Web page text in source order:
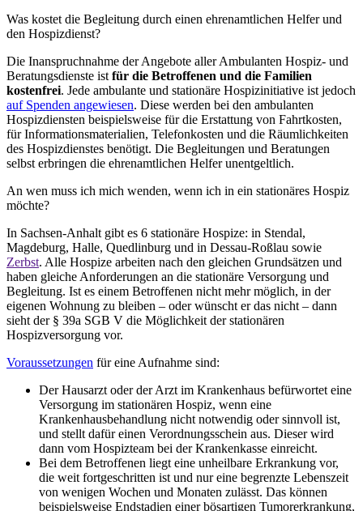
Was kostet die Begleitung durch einen ehrenamtlichen Helfer und
den Hospizdienst?
Die Inanspruchnahme der Angebote aller Ambulanten Hospiz- und
Beratungsdienste ist für die Betroffenen und die Familien
kostenfrei. Jede ambulante und stationäre Hospizinitiative ist jedoch
auf Spenden angewiesen. Diese werden bei den ambulanten
Hospizdiensten beispielsweise für die Erstattung von Fahrtkosten,
für Informationsmaterialien, Telefonkosten und die Räumlichkeiten
des Hospizdienstes benötigt. Die Begleitungen und Beratungen
selbst erbringen die ehrenamtlichen Helfer unentgeltlich.
An wen muss ich mich wenden, wenn ich in ein stationäres Hospiz
möchte?
In Sachsen-Anhalt gibt es 6 stationäre Hospize: in Stendal,
Magdeburg, Halle, Quedlinburg und in Dessau-Roßlau sowie
Zerbst. Alle Hospize arbeiten nach den gleichen Grundsätzen und
haben gleiche Anforderungen an die stationäre Versorgung und
Begleitung. Ist es einem Betroffenen nicht mehr möglich, in der
eigenen Wohnung zu bleiben – oder wünscht er das nicht – dann
sieht der § 39a SGB V die Möglichkeit der stationären
Hospizversorgung vor.
Voraussetzungen für eine Aufnahme sind:
Der Hausarzt oder der Arzt im Krankenhaus befürwortet eine
Versorgung im stationären Hospiz, wenn eine
Krankenhausbehandlung nicht notwendig oder sinnvoll ist,
und stellt dafür einen Verordnungsschein aus. Dieser wird
dann vom Hospizteam bei der Krankenkasse einreicht.
Bei dem Betroffenen liegt eine unheilbare Erkrankung vor,
die weit fortgeschritten ist und nur eine begrenzte Lebenszeit
von wenigen Wochen und Monaten zulässt. Das können
beispielsweise Endstadien einer bösartigen Tumorerkrankung,